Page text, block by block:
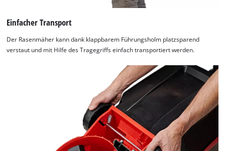
Einfacher Transport
Der Rasenmäher kann dank klappbarem Führungsholm platzsparend
verstaut und mit Hilfe des Tragegriffs einfach transportiert werden.